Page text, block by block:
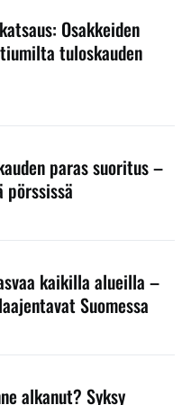
Osakkeiden
tuloskauden
paras suoritus –
kaikilla alueilla –
Suomessa
alkanut? Syksy